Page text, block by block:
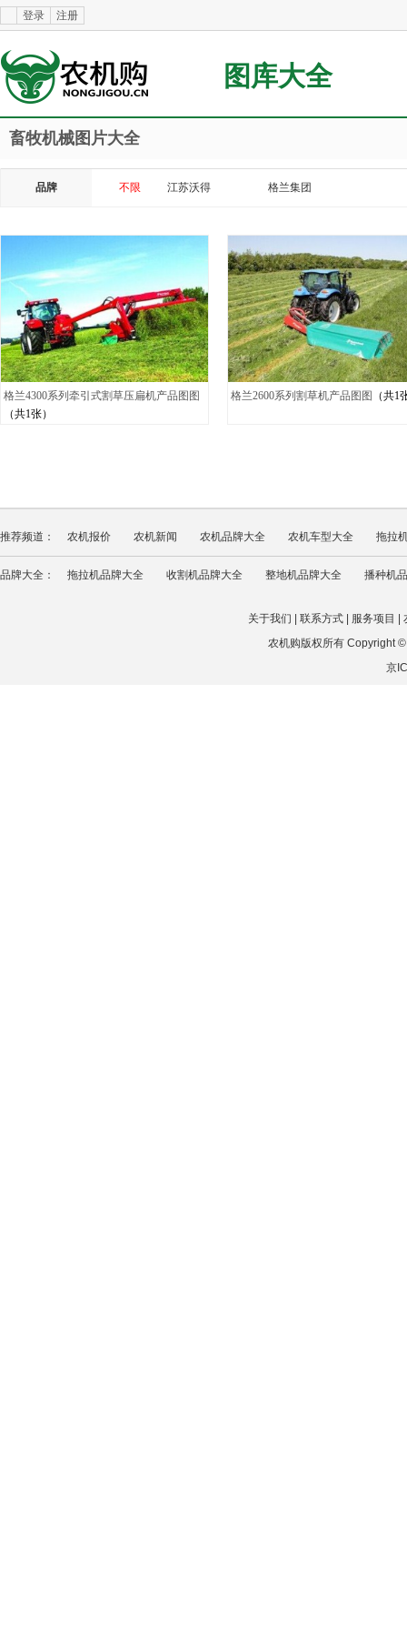
登录 注册
图库大全
畜牧机械图片大全
品牌 不限 江苏沃得 格兰集团
格兰4300系列牵引式割草压扁机产品图图
（共1张）
格兰2600系列割草机产品图图 （共1
推荐频道： 农机报价 农机新闻 农机品牌大全 农机车型大全 拖拉
品牌大全： 拖拉机品牌大全 收割机品牌大全 整地机品牌大全 播种机
关于我们 联系方式| 服务项目
农机购版权所有 Copyright
京